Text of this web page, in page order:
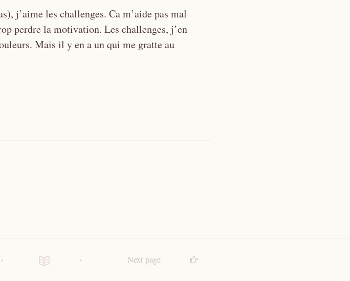
j’aime les challenges. Ca m’aide pas mal
perdre la motivation. Les challenges, j’en
Mais il y en a un qui me gratte au
Next page